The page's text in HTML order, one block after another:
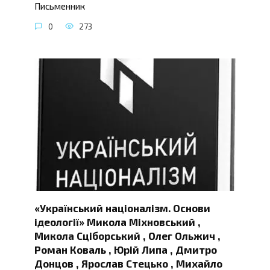
Письменник
0 273
«Український націоналізм. Основи
ідеології» Микола Міхновський ,
Микола Сціборський , Олег Ольжич ,
Роман Коваль , Юрій Липа , Дмитро
Донцов , Ярослав Стецько , Михайло